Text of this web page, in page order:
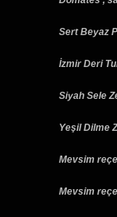
Sert Beyaz
İzmir Deri
Siyah Sele
Yeşil Dilme
Mevsim
Mevsim